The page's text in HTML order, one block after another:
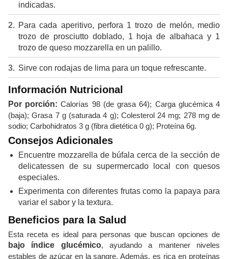
indicadas.
Para cada aperitivo, perfora 1 trozo de melón, medio
trozo de prosciutto doblado, 1 hoja de albahaca y 1
trozo de queso mozzarella en un palillo.
Sirve con rodajas de lima para un toque refrescante.
Información Nutricional
Por porción: Calorías 98 (de grasa 64); Carga glucémica 4
(baja); Grasa 7 g (saturada 4 g); Colesterol 24 mg; 278 mg de
sodio; Carbohidratos 3 g (fibra dietética 0 g); Proteína 6g.
Consejos Adicionales
Encuentre mozzarella de búfala cerca de la sección de
delicatessen de su supermercado local con quesos
especiales.
Experimenta con diferentes frutas como la papaya para
variar el sabor y la textura.
Beneficios para la Salud
Esta receta es ideal para personas que buscan opciones de
bajo índice glucémico, ayudando a mantener niveles
estables de azúcar en la sangre. Además, es rica en proteínas